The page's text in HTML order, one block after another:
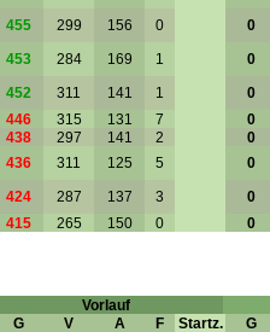
455 299 156 0 0
453 284 169 1 0
452 311 141 1 0
446 315 131 7 0
438 297 141 2 0
436 311 125 5 0
424 287 137 3 0
415 265 150 0 0
Vorlauf
G V A F Startz. G